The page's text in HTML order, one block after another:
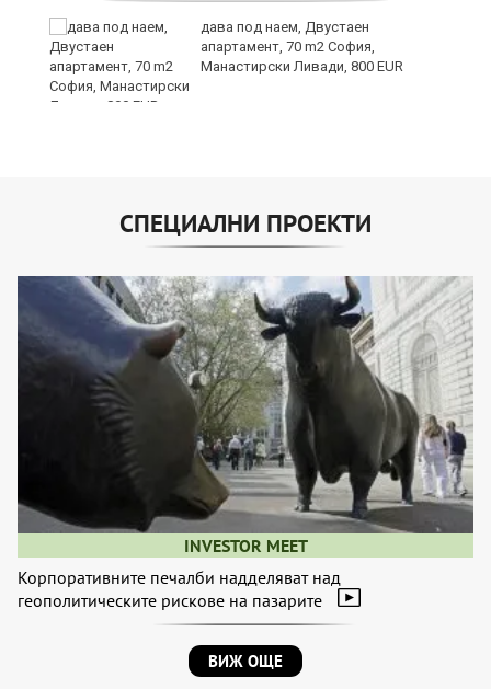
дава под наем, Двустаен
апартамент, 70 m2 София,
Манастирски Ливади, 800 EUR
СПЕЦИАЛНИ ПРОЕКТИ
INVESTOR MEET
Корпоративните печалби надделяват над
геополитическите рискове на пазарите
ВИЖ ОЩЕ